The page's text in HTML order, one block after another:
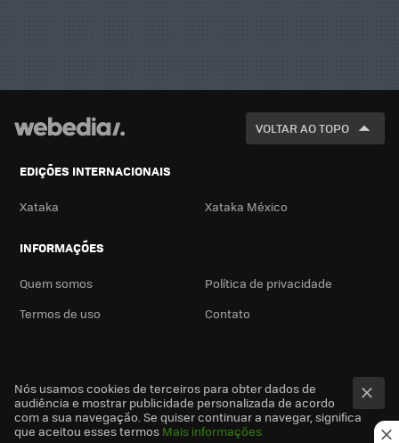
VOLTAR AO TOPO
EDIÇÕES INTERNACIONAIS
Xataka Xataka México
INFORMAÇÕES
Quem somos
Política de privacidade
Termos de uso
Contato
Nós usamos cookies de terceiros para obter dados de
audiência e mostrar publicidade personalizada de acordo
com a sua navegação. Se quiser continuar a navegar, significa
que aceitou esses termos Mais informações